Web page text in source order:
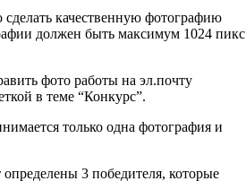
качественную фотографию
должен быть максимум 1024
фото работы на эл.почту
в теме “Конкурс”.
только одна фотография и
определены 3 победителя, которые